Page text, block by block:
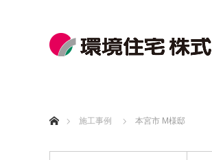
施工事例
本宮市 M様邸